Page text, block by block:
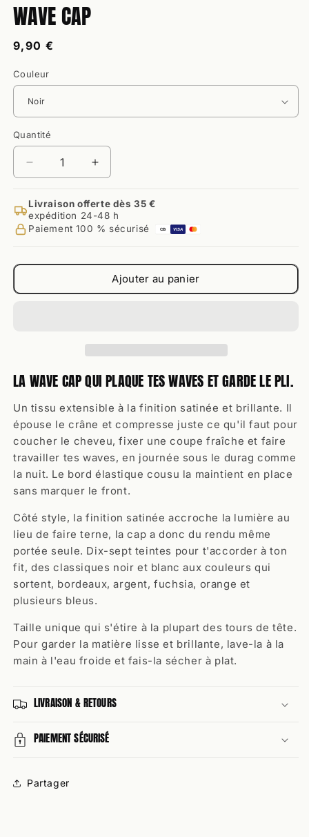
le
média
dans
une
modale
WAVE CAP
Prix
9,90 €
Couleur
Quantité
Quantité
Réduire
la
quantité
de
Wave
Augmenter
la
quantité
de
Wave
Livraison offerte dès 35 €
expédition 24-48 h
Paiement 100 % sécurisé
CB VISA
Ajouter au panier
LA WAVE CAP QUI PLAQUE TES WAVES ET GARDE LE PLI.
Un tissu extensible à la finition satinée et brillante. Il
épouse le crâne et compresse juste ce qu'il faut pour
coucher le cheveu, fixer une coupe fraîche et faire
travailler tes waves, en journée sous le durag comme
la nuit. Le bord élastique cousu la maintient en place
sans marquer le front.
Côté style, la finition satinée accroche la lumière au
lieu de faire terne, la cap a donc du rendu même
portée seule. Dix-sept teintes pour t'accorder à ton
fit, des classiques noir et blanc aux couleurs qui
sortent, bordeaux, argent, fuchsia, orange et
plusieurs bleus.
Taille unique qui s'étire à la plupart des tours de tête.
Pour garder la matière lisse et brillante, lave-la à la
main à l'eau froide et fais-la sécher à plat.
LIVRAISON & RETOURS
PAIEMENT SÉCURISÉ
Partager